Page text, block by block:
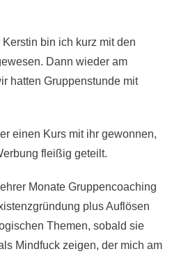
bin ich kurz mit den
Dann wieder am
hatten Gruppenstunde mit
einen Kurs mit ihr gewonnen,
fleißig geteilt.
Monate Gruppencoaching
plus Auflösen
Themen, sobald sie
Mindfuck zeigen, der mich am